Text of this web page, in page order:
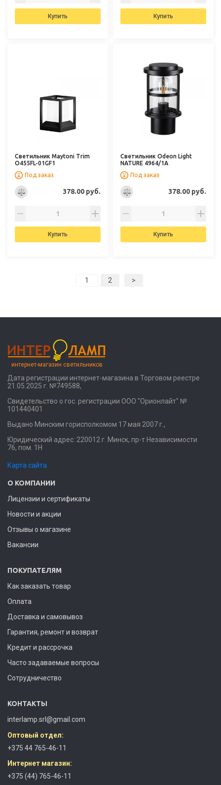
Купить Купить
Светильник Maytoni Trim
O455FL-01GF1
Под заказ
378.00 руб.
Купить
Светильник Odeon Light
NATURE 4964/1A
Под заказ
378.00 руб.
Купить
2 >
интернет-магазин светильников
Дата регистрации интернет-магазина в Торговом реестре
21.05.2025 г. №749588,
Свидетельство о гос. регистрации ООО "Орионлайт" №
101440401
Выдано Минским горисполкомом 17 мая 2007 г.,
Юридический адрес: 220012 г. Минск, пр-т Независимости
76, пом. 1Н
Карта сайта
О КОМПАНИИ
Лицензии и сертификаты
Новости и акции
Отзывы о магазине
Вакансии
ПОКУПАТЕЛЯМ
Как заказать товар
Оплата
Доставка и самовывоз
Гарантия, ремонт и возврат
Кредит и рассрочка
Часто задаваемые вопросы
Сотрудничество
КОНТАКТЫ
interlamp.srl@gmail.com
Оптовый отдел:
+375 44 765-46-11
Интернет магазин:
+375 (44) 765-46-11